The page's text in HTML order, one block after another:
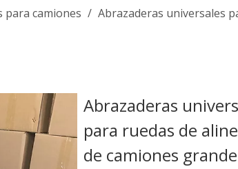
para camiones / Abrazaderas universales
Abrazaderas
para ruedas de
de camiones